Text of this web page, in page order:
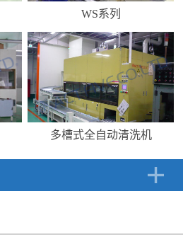
WS系列
多槽式全自动清洗机